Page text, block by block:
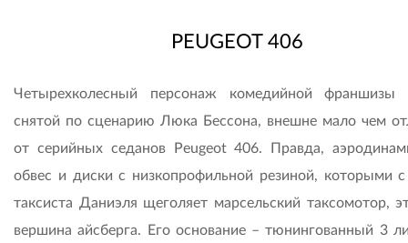
PEUGEOT 406
Четырехколесный персонаж комедийной франшизы
снятой по сценарию Люка Бессона, внешне мало чем
от серийных седанов Peugeot 406. Правда,
обвес и диски с низкопрофильной резиной, которыми
таксиста Даниэля щеголяет марсельский таксомотор,
вершина айсберга. Его основание – тюнингованный 3